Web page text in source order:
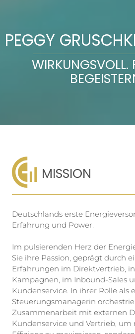
PEGGY
WIRKUNGSVOLL.
MISSION
Deutschlands erste
Erfahrung und Power.
Im pulsierenden Herz der
Sie ihre Passion, geprägt durch
Erfahrungen im Direktvertrieb,
Kampagnen, im Inbound-Sales
Kundenservice. In ihrer Rolle als
Steuerungsmanagerin
Zusammenarbeit mit externen
Kundenservice und Vertrieb,